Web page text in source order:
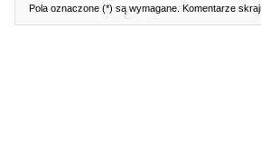
Pola oznaczone (*) są wymagane. Komentarze